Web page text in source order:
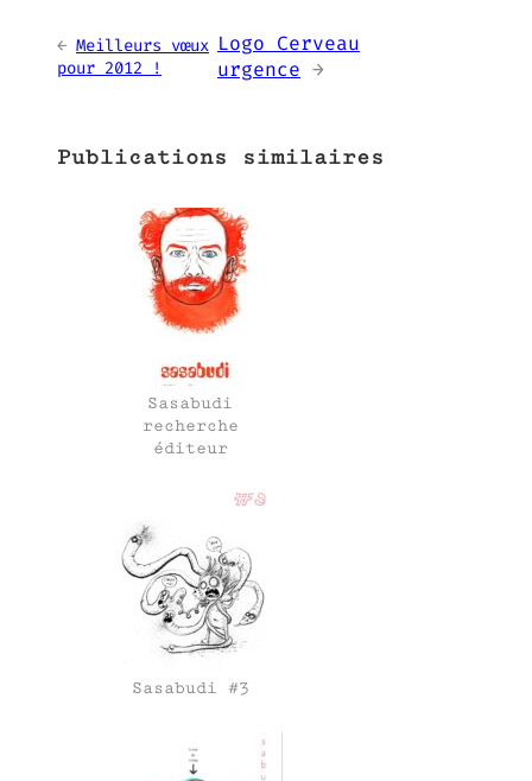
← Meilleurs vœux
pour 2012 !
Logo Cerveau
urgence →
Publications similaires
Sasabudi
recherche
éditeur
Sasabudi #3